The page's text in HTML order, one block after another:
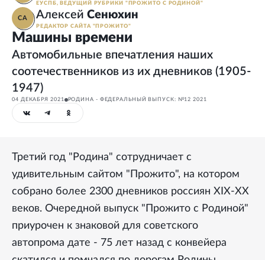
ЕУСПБ, ВЕДУЩИЙ РУБРИКИ "ПРОЖИТО С РОДИНОЙ"
СА Алексей Сенюхин
РЕДАКТОР САЙТА "ПРОЖИТО"
Машины времени
Автомобильные впечатления наших
соотечественников из их дневников (1905-
1947)
04 ДЕКАБРЯ 2021 РОДИНА - ФЕДЕРАЛЬНЫЙ ВЫПУСК: №12 2021
Третий год "Родина" сотрудничает с
удивительным сайтом "Прожито", на котором
собрано более 2300 дневников россиян XIX-XX
веков. Очередной выпуск "Прожито с Родиной"
приурочен к знаковой для советского
автопрома дате - 75 лет назад с конвейера